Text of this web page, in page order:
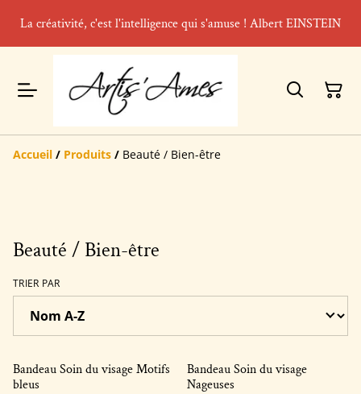
La créativité, c'est l'intelligence qui s'amuse ! Albert EINSTEIN
Accueil / Produits / Beauté / Bien-être
Beauté / Bien-être
TRIER PAR
Bandeau Soin du visage Motifs
bleus
Bandeau Soin du visage
Nageuses